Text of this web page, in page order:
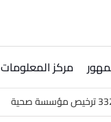
مركز المعلومات